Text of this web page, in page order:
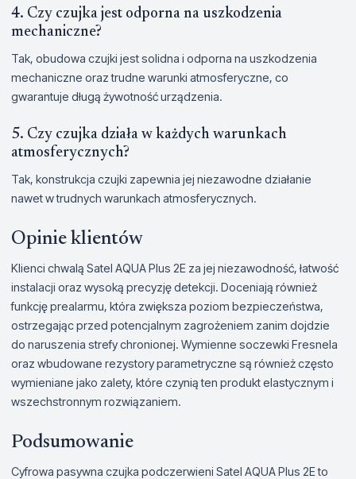
4. Czy czujka jest odporna na uszkodzenia
mechaniczne?
Tak, obudowa czujki jest solidna i odporna na uszkodzenia
mechaniczne oraz trudne warunki atmosferyczne, co
gwarantuje długą żywotność urządzenia.
5. Czy czujka działa w każdych warunkach
atmosferycznych?
Tak, konstrukcja czujki zapewnia jej niezawodne działanie
nawet w trudnych warunkach atmosferycznych.
Opinie klientów
Klienci chwalą Satel AQUA Plus 2E za jej niezawodność, łatwość
instalacji oraz wysoką precyzję detekcji. Doceniają również
funkcję prealarmu, która zwiększa poziom bezpieczeństwa,
ostrzegając przed potencjalnym zagrożeniem zanim dojdzie
do naruszenia strefy chronionej. Wymienne soczewki Fresnela
oraz wbudowane rezystory parametryczne są również często
wymieniane jako zalety, które czynią ten produkt elastycznym i
wszechstronnym rozwiązaniem.
Podsumowanie
Cyfrowa pasywna czujka podczerwieni Satel AQUA Plus 2E to